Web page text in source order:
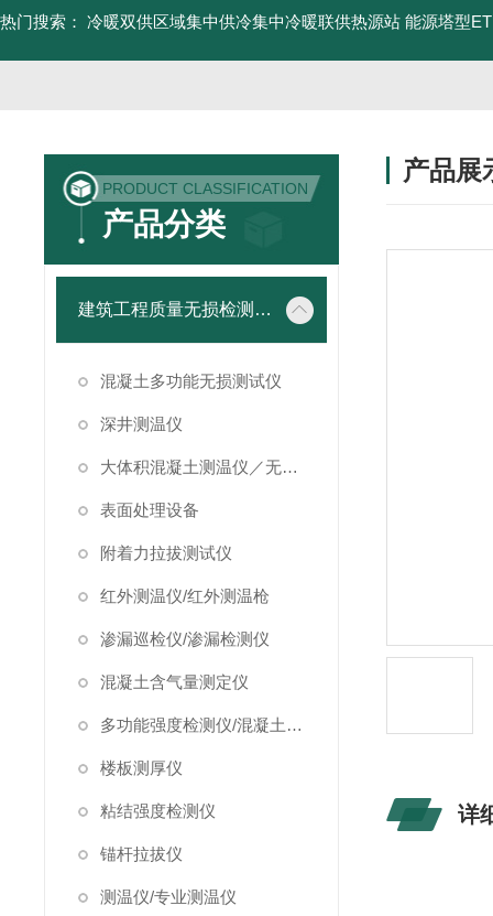
热门搜索： 冷暖双供区域集中供冷集中冷暖联供热源站 能源塔型
PRODUCT CLASSIFICATION
产品分类
建筑工程质量无损检测仪器
混凝土多功能无损测试仪
深井测温仪
大体积混凝土测温仪／无线测温仪
表面处理设备
附着力拉拔测试仪
红外测温仪/红外测温枪
渗漏巡检仪/渗漏检测仪
混凝土含气量测定仪
多功能强度检测仪/混凝土强度检测仪
楼板测厚仪
粘结强度检测仪
锚杆拉拔仪
测温仪/专业测温仪
产品展
详